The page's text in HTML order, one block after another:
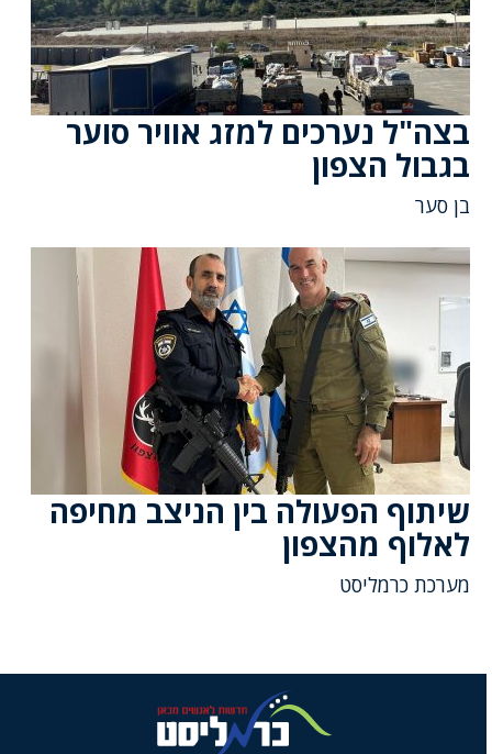
בצה"ל נערכים למזג אוויר סוער
בגבול הצפון
בן סער
שיתוף הפעולה בין הניצב מחיפה
לאלוף מהצפון
מערכת כרמליסט